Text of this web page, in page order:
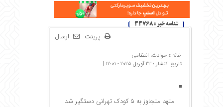
شناسه خبر : 33768
ارسال پرینت
خانه » حوادث، انتظامی
تاریخ انتشار : 23 آوریل 2025 - 12:01 |
متهم متجاوز به ۵ کودک تهرانی دستگیر شد